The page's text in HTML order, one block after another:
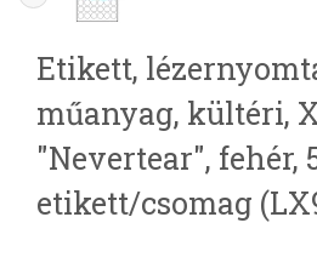
Etikett,
műanyag, kültéri,
"Nevertear", fehér,
etikett/csomag